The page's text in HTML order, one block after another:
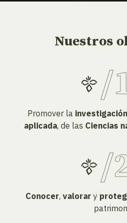
Nuestros
Promover la investigación
aplicada, de las Ciencias
Conocer, valorar y